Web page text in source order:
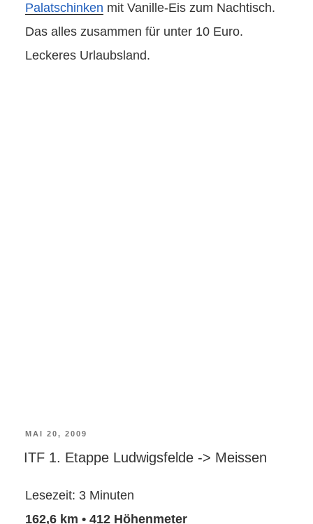
Palatschinken mit Vanille-Eis zum Nachtisch.
Das alles zusammen für unter 10 Euro.
Leckeres Urlaubsland.
VERÖFFENTLICHT
AM
MAI 20, 2009
ITF 1. Etappe Ludwigsfelde -> Meissen
Lesezeit: 3 Minuten
162,6 km • 412 Höhenmeter